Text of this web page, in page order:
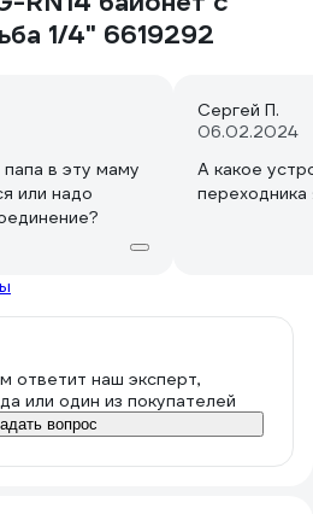
1/4" 6619292
в эту маму
или надо
Сергей П.
06.02.2024
А какое
переходника
ответит наш эксперт,
или один из покупателей
вопрос